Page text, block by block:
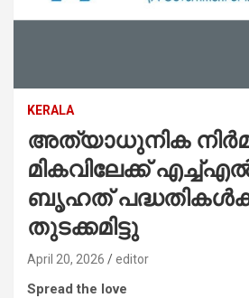
KERALA
അത്യാധുനിക
മികവിലേക്ക്
ബൃഹത്
തുടക്കമിട്ടു
April 20, 2026 editor
Spread the love